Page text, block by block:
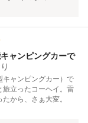
ャンピングカーで
ャンピングカー）で
旅立ったコーヘイ。雷
たから、さぁ大変。